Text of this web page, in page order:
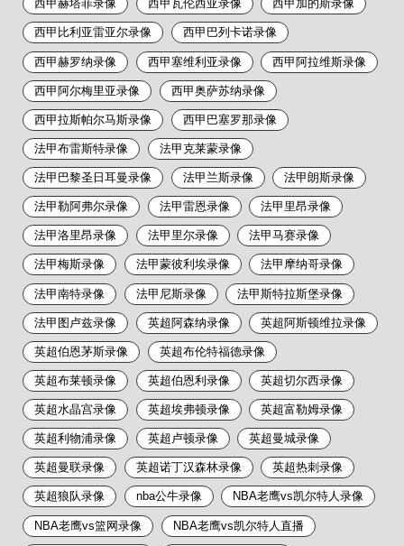
西甲赫塔菲录像 西甲瓦伦西亚录像 西甲加的斯录像
西甲比利亚雷亚尔录像 西甲巴列卡诺录像
西甲赫罗纳录像 西甲塞维利亚录像 西甲阿拉维斯录像
西甲阿尔梅里亚录像 西甲奥萨苏纳录像
西甲拉斯帕尔马斯录像 西甲巴塞罗那录像
法甲布雷斯特录像 法甲克莱蒙录像
法甲巴黎圣日耳曼录像 法甲兰斯录像 法甲朗斯录像
法甲勒阿弗尔录像 法甲雷恩录像 法甲里昂录像
法甲洛里昂录像 法甲里尔录像 法甲马赛录像
法甲梅斯录像 法甲蒙彼利埃录像 法甲摩纳哥录像
法甲南特录像 法甲尼斯录像 法甲斯特拉斯堡录像
法甲图卢兹录像 英超阿森纳录像 英超阿斯顿维拉录像
英超伯恩茅斯录像 英超布伦特福德录像
英超布莱顿录像 英超伯恩利录像 英超切尔西录像
英超水晶宫录像 英超埃弗顿录像 英超富勒姆录像
英超利物浦录像 英超卢顿录像 英超曼城录像
英超曼联录像 英超诺丁汉森林录像 英超热刺录像
英超狼队录像 nba公牛录像 NBA老鹰vs凯尔特人录像
NBA老鹰vs篮网录像 NBA老鹰vs凯尔特人直播